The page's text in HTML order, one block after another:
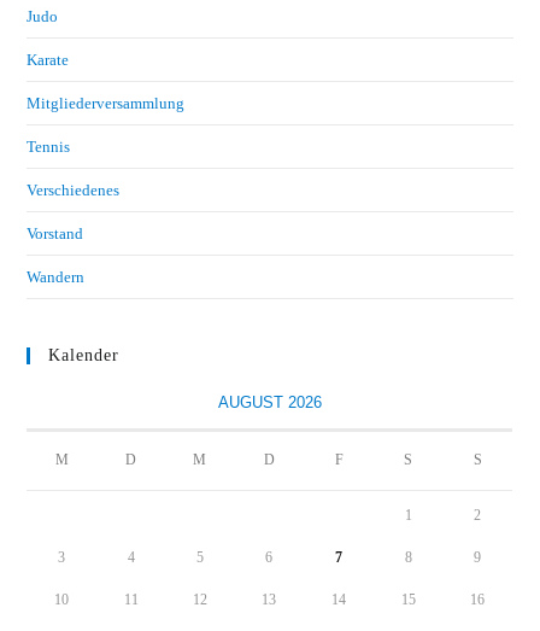
Judo
Karate
Mitgliederversammlung
Tennis
Verschiedenes
Vorstand
Wandern
Kalender
AUGUST 2026
M D M D F S S
1 2
3 4 5 6 7 8 9
10 11 12 13 14 15 16